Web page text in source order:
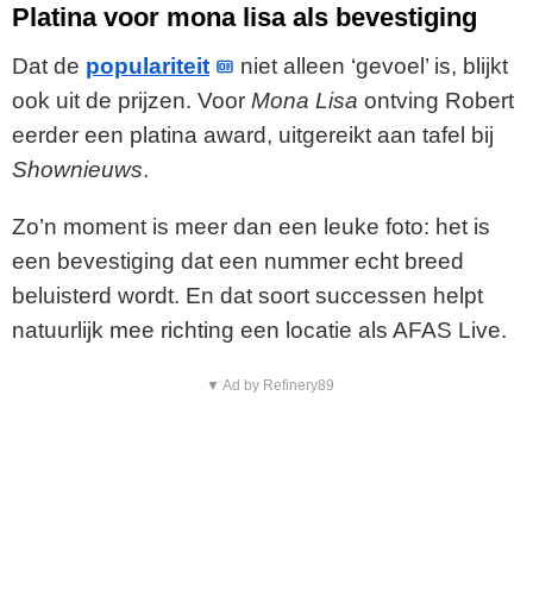
Platina voor mona lisa als bevestiging
Dat de populariteit
niet alleen ‘gevoel’ is, blijkt
ook uit de prijzen. Voor Mona Lisa ontving Robert
eerder een platina award, uitgereikt aan tafel bij
Shownieuws.
Zo’n moment is meer dan een leuke foto: het is
een bevestiging dat een nummer echt breed
beluisterd wordt. En dat soort successen helpt
natuurlijk mee richting een locatie als AFAS Live.
▼ Ad by Refinery89